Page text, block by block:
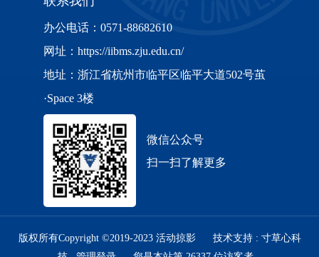
办公电话：0571-88682610
网址：https://iibms.zju.edu.cn/
地址：浙江省杭州市临平区临平大道502号茧
·Space 3楼
微信公众号
扫一扫了解更多
版权所有Copyright ©2019-2023 活动掠影 技术支持 : 寸草心科